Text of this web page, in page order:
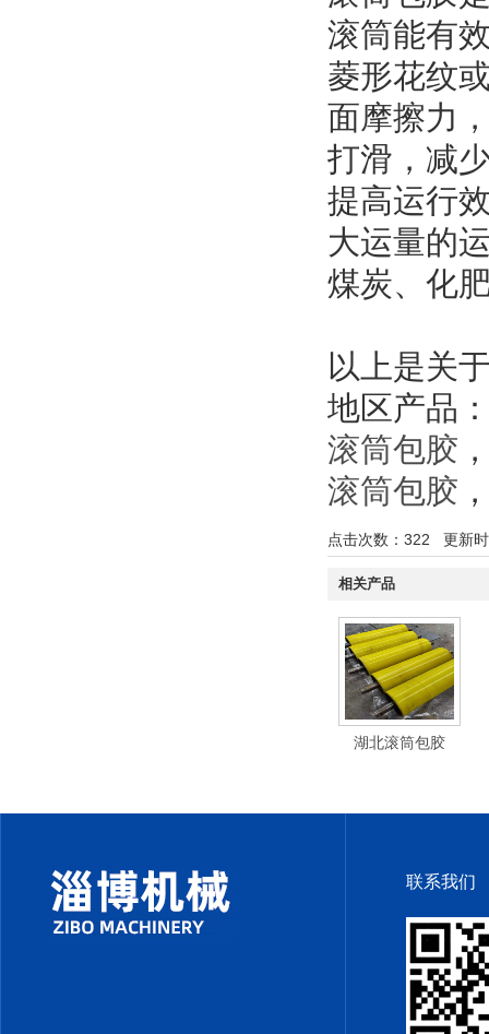
滚筒能有
菱形花纹
面摩擦力
打滑，减
提高运行
大运量的
煤炭、化
以上是关
地区产品
滚筒包胶
滚筒包胶
点击次数： 322 更新
相关产品
湖北滚筒包胶
联系我们